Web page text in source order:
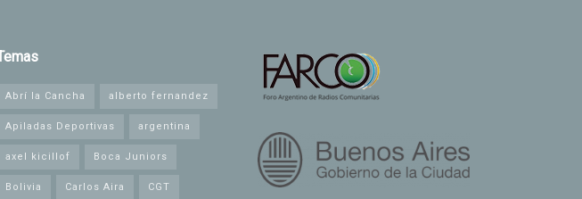
Abrí la Cancha alberto fernandez
Apiladas Deportivas argentina
axel kicillof Boca Juniors
Bolivia Carlos Aira CGT